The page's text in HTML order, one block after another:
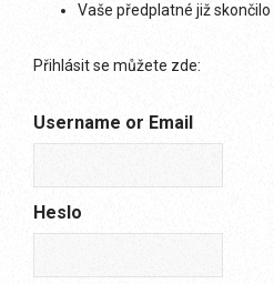
Vaše předplatné již skončilo
Přihlásit se můžete zde:
Username or Email
Heslo